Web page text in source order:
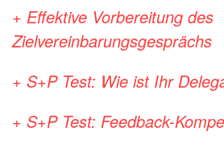
+ Effektive Vorbereitung des
Zielvereinbarungsgesprächs
+ S+P Test: Wie ist Ihr
+ S+P Test: Feedback-